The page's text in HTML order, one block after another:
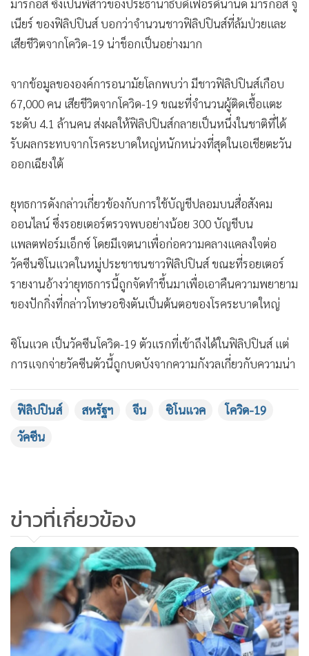
มาร์กอส ซึ่งเป็นพี่สาวของประธานาธิบดีเฟอร์ดินานด์ มาร์กอส จู
เนียร์ ของฟิลิปปินส์ บอกว่าจำนวนชาวฟิลิปปินส์ที่ล้มป่วยและ
เสียชีวิตจากโควิด-19 น่าช็อกเป็นอย่างมาก
จากข้อมูลขององค์การอนามัยโลกพบว่า มีชาวฟิลิปปินส์เกือบ
67,000 คน เสียชีวิตจากโควิด-19 ขณะที่จำนวนผู้ติดเชื้อแตะ
ระดับ 4.1 ล้านคน ส่งผลให้ฟิลิปปินส์กลายเป็นหนึ่งในชาติที่ได้
รับผลกระทบจากโรคระบาดใหญ่หนักหน่วงที่สุดในเอเชียตะวัน
ออกเฉียงใต้
ยุทธการดังกล่าวเกี่ยวข้องกับการใช้บัญชีปลอมบนสื่อสังคม
ออนไลน์ ซึ่งรอยเตอร์ตรวจพบอย่างน้อย 300 บัญชีบน
แพลตฟอร์มเอ็กซ์ โดยมีเจตนาเพื่อก่อความคลางแคลงใจต่อ
วัคซีนซิโนแวคในหมู่ประชาชนชาวฟิลิปปินส์ ขณะที่รอยเตอร์
รายงานอ้างว่ายุทธการนี้ถูกจัดทำขึ้นมาเพื่อเอาคืนความพยายาม
ของปักกิ่งที่กล่าวโทษวอชิงตันเป็นต้นตอของโรคระบาดใหญ่
ซิโนแวค เป็นวัคซีนโควิด-19 ตัวแรกที่เข้าถึงได้ในฟิลิปปินส์ แต่
การแจกจ่ายวัคซีนตัวนี้ถูกบดบังจากความกังวลเกี่ยวกับความน่า
กกว่าประเทศอื่นๆ ในภูมิภาค โดยจนถึงเดือนกันยายน 2021 มี
ถึงเกือบครั้งที่ไม่มีความตั้งใจหรือไม่แน่ใจว่าพวกเขาควรรับวัคซีน
ยี่ห้อนี้หรือไม่ ตามข้อมูลของเวิลด์แบงก์
ระหว่างเข้าให้ปากคำกับคณะกรรมาธิการวุฒิสภาในวันอังคาร
(24 มิ.ย.) ว่าเจ้าหน้าที่สาธารณสุขเป็นกังวลเกี่ยวกับการเผยแพร่
ข้อมูลบิดเบือน แต่คิดว่ามันเป็นการเผยแพร่แบบสุ่มๆ ไม่ได้จัด
ทำอย่างเป็นระบบ
(ที่มา : รอยเตอร์)
ฟิลิปปินส์ สหรัฐฯ จีน ซิโนแวค
โควิด-19
วัคซีน
ข่าวที่เกี่ยวข้อง